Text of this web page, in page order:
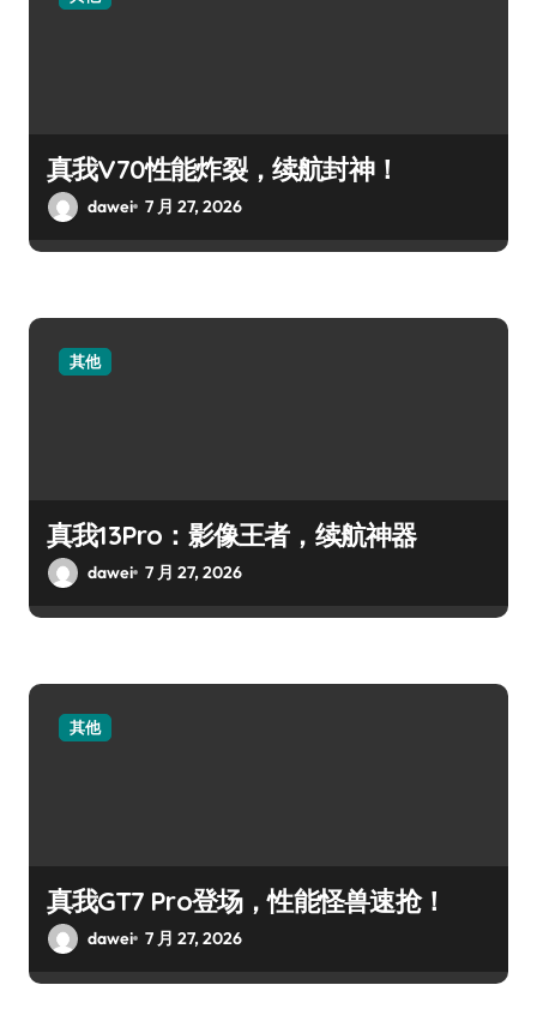
真我V70性能炸裂，续航封神！
dawei 7 月 27, 2026
其他
真我13Pro：影像王者，续航神器
dawei 7 月 27, 2026
其他
真我GT7 Pro登场，性能怪兽速抢！
dawei 7 月 27, 2026